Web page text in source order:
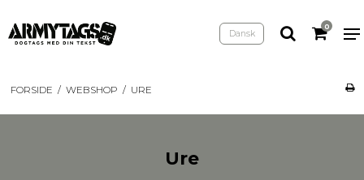
Dansk
0
FORSIDE / WEBSHOP / URE
Ure